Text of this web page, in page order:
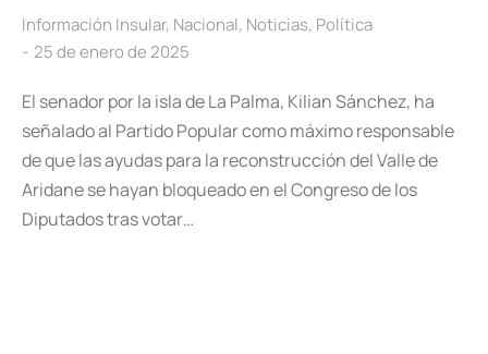
Información Insular, Nacional, Noticias, Política
25 de enero de 2025
El senador por la isla de La Palma, Kilian Sánchez, ha
señalado al Partido Popular como máximo responsable
de que las ayudas para la reconstrucción del Valle de
Aridane se hayan bloqueado en el Congreso de los
Diputados tras votar…